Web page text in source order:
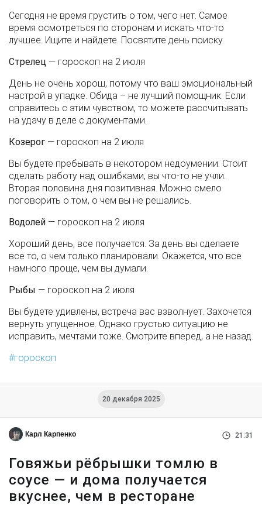
Сегодня не время грустить о том, чего нет. Самое
время осмотреться по сторонам и искать что-то
лучшее. Ищите и найдете. Посвятите день поиску.
Стрелец — гороскоп на 2 июля
День не очень хорош, потому что ваш эмоциональный
настрой в упадке. Обида – не лучший помощник. Если
справитесь с этим чувством, то можете рассчитывать
на удачу в деле с документами.
Козерог — гороскоп на 2 июля
Вы будете пребывать в некотором недоумении. Стоит
сделать работу над ошибками, вы что-то не учли.
Вторая половина дня позитивная. Можно смело
поговорить о том, о чем вы не решались.
Водолей — гороскоп на 2 июля
Хороший день, все получается. За день вы сделаете
все то, о чем только планировали. Окажется, что все
намного проще, чем вы думали.
Рыбы — гороскоп на 2 июля
Вы будете удивлены, встреча вас взволнует. Захочется
вернуть упущенное. Однако грустью ситуацию не
исправить, мечтами тоже. Смотрите вперед, а не назад.
гороскоп
20 декабря 2025
Карл Карпенко 21:31
Говяжьи рёбрышки томлю в
соусе — и дома получается
вкуснее, чем в ресторане